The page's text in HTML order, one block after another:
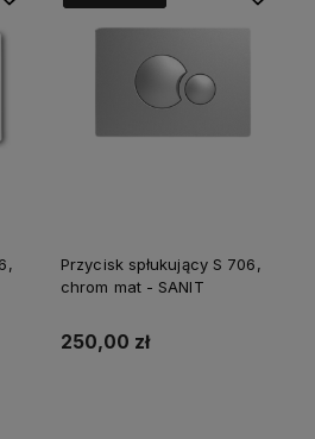
Przycisk spłukujący S 706,
chrom mat - SANIT
250,00 zł